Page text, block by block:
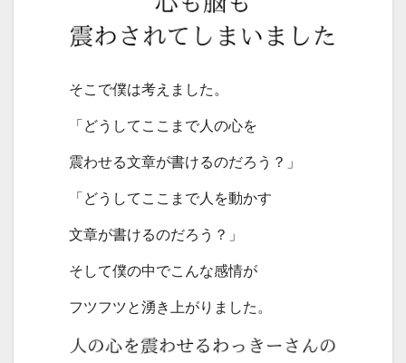
そこで僕は考えました。
「どうしてここまで人の心を
震わせる文章が書けるのだろう？」
「どうしてここまで人を動かす
文章が書けるのだろう？」
そして僕の中でこんな感情が
フツフツと湧き上がりました。